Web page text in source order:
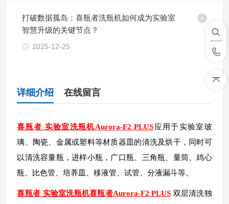
打破数据孤岛：喜瓶者洗瓶机如何成为实验室
智慧升级的关键节点？
2025-12-25
详细介绍 在线留言
喜瓶者 实验室洗瓶机Aurora-F2 PLUS应用于实验室玻
璃、陶瓷、金属或塑料等材质器皿的清洗及烘干，同时可
以清洗容量瓶，进样小瓶，广口瓶、三角瓶、量筒、鸡心
瓶、比色管、培养皿、移液管、试管、分液漏斗等。
喜瓶者 实验室洗瓶机喜瓶者Aurora-F2 PLUS 双层清洗独